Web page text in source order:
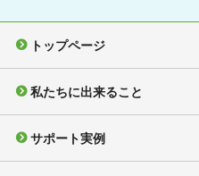
トップページ
私たちに出来ること
サポート実例